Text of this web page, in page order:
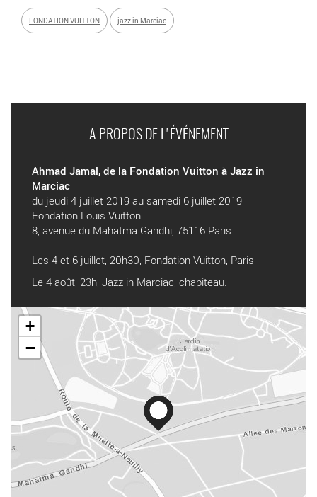
FONDATION VUITTON jazz in Marciac
A PROPOS DE L'ÉVÉNEMENT
Ahmad Jamal, de la Fondation Vuitton à Jazz in
Marciac
du jeudi 4 juillet 2019 au samedi 6 juillet 2019
Fondation Louis Vuitton
8, avenue du Mahatma Gandhi, 75116 Paris
Les 4 et 6 juillet, 20h30, Fondation Vuitton, Paris
Le 4 août, 23h, Jazz in Marciac, chapiteau.
+
−